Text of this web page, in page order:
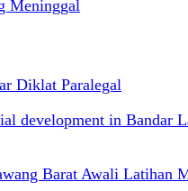
Meninggal
Diklat Paralegal
development in Bandar
Barat Awali Latihan